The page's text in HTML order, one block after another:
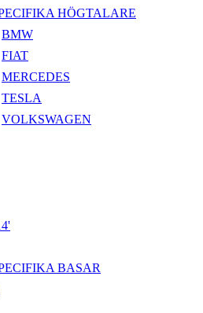
HÖGTALARE
BMW
FIAT
MERCEDES
TESLA
VOLKSWAGEN
BASAR